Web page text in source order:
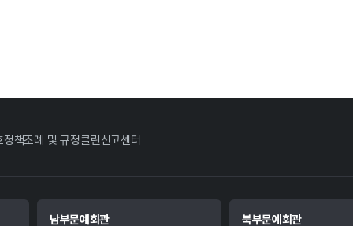
정책조례 및 규정클린신고센터
남부문예회관 북부문예회관